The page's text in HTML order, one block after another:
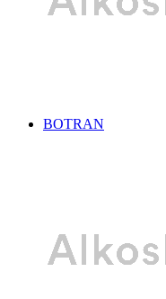
BOTRAN